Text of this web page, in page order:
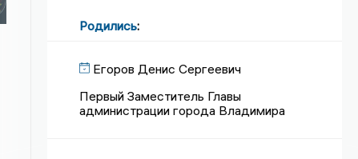
Родились:
Егоров Денис Сергеевич
Первый Заместитель Главы
администрации города Владимира